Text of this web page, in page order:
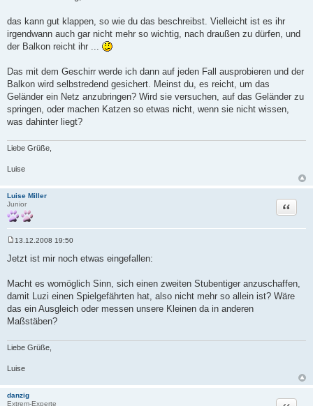
a
g
das kann gut klappen, so wie du das beschreibst. Vielleicht ist es ihr
irgendwann auch gar nicht mehr so wichtig, nach draußen zu dürfen, und
der Balkon reicht ihr ...
Das mit dem Geschirr werde ich dann auf jeden Fall ausprobieren und der
Balkon wird selbstredend gesichert. Meinst du, es reicht, um das
Geländer ein Netz anzubringen? Wird sie versuchen, auf das Geländer zu
springen, oder machen Katzen so etwas nicht, wenn sie nicht wissen,
was dahinter liegt?
Liebe Grüße,
Luise
Luise Miller
Junior
Zitat
e
i
a
g
13.12.2008 19:50
Jetzt ist mir noch etwas eingefallen:
Macht es womöglich Sinn, sich einen zweiten Stubentiger anzuschaffen,
damit Luzi einen Spielgefährten hat, also nicht mehr so allein ist? Wäre
das ein Ausgleich oder messen unsere Kleinen da in anderen
Maßstäben?
Liebe Grüße,
Luise
danzig
Extrem-Experte